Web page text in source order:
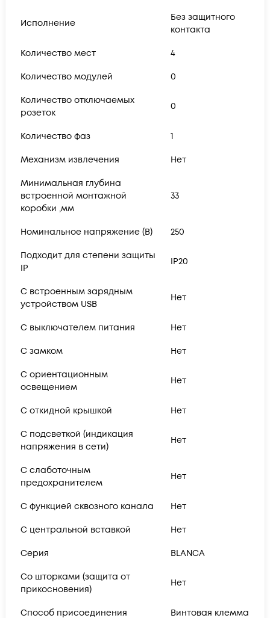
Исполнение
Без защитного
контакта
Количество мест 4
Количество модулей 0
Количество отключаемых
розеток
0
Количество фаз 1
Механизм извлечения Нет
Минимальная глубина
встроенной монтажной
коробки ,мм
33
Номинальное напряжение (В) 250
Подходит для степени защиты
IP
IP20
С встроенным зарядным
устройством USB
Нет
С выключателем питания Нет
С замком Нет
С ориентационным
освещением
Нет
С откидной крышкой Нет
С подсветкой (индикация
напряжения в сети)
Нет
С слаботочным
предохранителем
Нет
С функцией сквозного канала Нет
С центральной вставкой Нет
Серия BLANCA
Со шторками (защита от
прикосновения)
Нет
Способ присоединения Винтовая клемма